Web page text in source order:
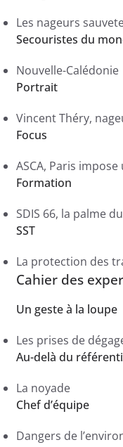
Les nageurs
Secouristes du
Nouvelle-Calédonie
Portrait
Vincent Théry,
Focus
ASCA, Paris
Formation
SDIS 66, la palme
SST
La protection des
Cahier des
Un geste à la loupe
Les prises de
Au-delà du
La noyade
Chef d’équipe
Dangers de